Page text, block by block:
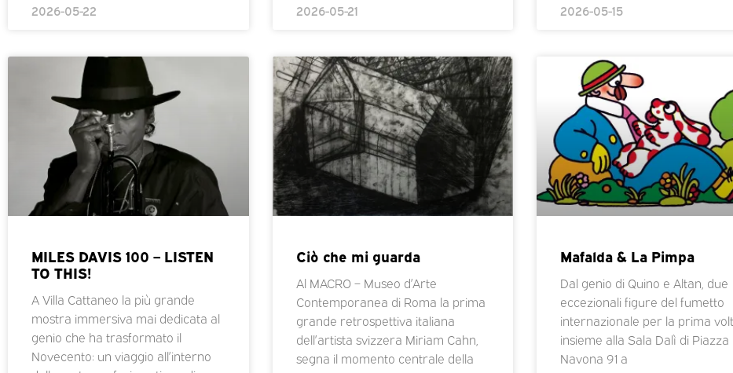
2026-05-22 2026-05-21 2026-05-15
MILES DAVIS 100 – LISTEN
TO THIS!
A Villa Cattaneo la più grande
mostra immersiva mai dedicata al
genio che ha trasformato il
Novecento: un viaggio all’interno
Ciò che mi guarda
Al MACRO – Museo d’Arte
Contemporanea di Roma la prima
grande retrospettiva italiana
dell’artista svizzera Miriam Cahn,
segna il momento centrale della
Mafalda & La Pimpa
Dal genio di Quino e Altan, due
eccezionali figure del fumetto
internazionale per la prima
insieme alla Sala Dalì di Piazza
Navona 91 a